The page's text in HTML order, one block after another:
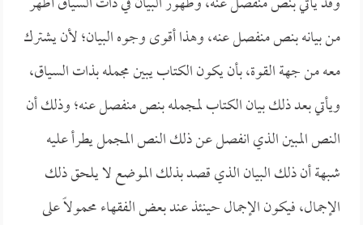
من بيانه بنص منفصل عنه، وهذا أقوى وجوه البيان؛ لأن يشترك
معه من جهة القوة، بأن يكون الكتاب يبين مجمله بذات السياق،
ويأتي بعد ذلك بيان الكتاب لمجمله بنص منفصل عنه؛ وذلك أن
النص المبين الذي انفصل عن ذلك النص المجمل يطرأ عليه
شبهة أن ذلك البيان الذي قصد بذلك الموضع لا يلحق ذلك
الإجمال، فيكون الإجمال حينئذ عند بعض الفقهاء محمولاً على